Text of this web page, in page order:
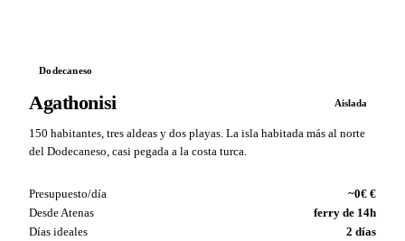
Dodecaneso
Agathonisi Aislada
150 habitantes, tres aldeas y dos playas. La isla habitada más al norte
del Dodecaneso, casi pegada a la costa turca.
Presupuesto/día
~0€ €
Desde Atenas
ferry de 14h
Días ideales
2 días